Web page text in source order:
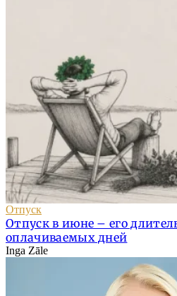
Отпуск
Отпуск в июне – его
оплачиваемых дней
Inga Zāle